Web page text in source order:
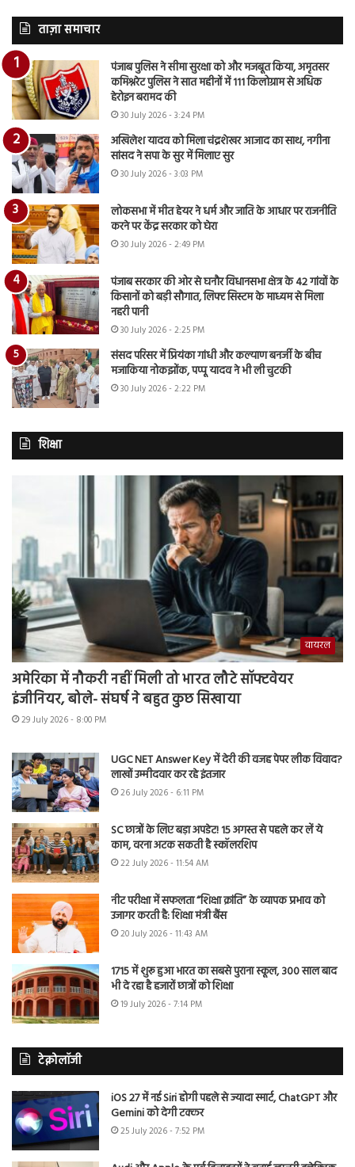
ताज़ा समाचार
पंजाब पुलिस ने सीमा सुरक्षा को और मजबूत किया, अमृतसर
कमिश्नरेट पुलिस ने सात महीनों में 111 किलोग्राम से अधिक
हेरोइन बरामद की
30 July 2026 - 3:24 PM
अखिलेश यादव को मिला चंद्रशेखर आजाद का साथ, नगीना
सांसद ने सपा के सुर में मिलाए सुर
30 July 2026 - 3:03 PM
लोकसभा में मीत हेयर ने धर्म और जाति के आधार पर राजनीति
करने पर केंद्र सरकार को घेरा
30 July 2026 - 2:49 PM
पंजाब सरकार की ओर से घनौर विधानसभा क्षेत्र के 42 गांवों के
किसानों को बड़ी सौगात, लिफ्ट सिस्टम के माध्यम से मिला
नहरी पानी
30 July 2026 - 2:25 PM
संसद परिसर में प्रियंका गांधी और कल्याण बनर्जी के बीच
मजाकिया नोकझोंक, पप्पू यादव ने भी ली चुटकी
30 July 2026 - 2:22 PM
शिक्षा
वायरल
अमेरिका में नौकरी नहीं मिली तो भारत लौटे सॉफ्टवेयर
इंजीनियर, बोले- संघर्ष ने बहुत कुछ सिखाया
29 July 2026 - 8:00 PM
UGC NET Answer Key में देरी की वजह पेपर लीक विवाद?
लाखों उम्मीदवार कर रहे इंतजार
26 July 2026 - 6:11 PM
SC छात्रों के लिए बड़ा अपडेट! 15 अगस्त से पहले कर लें ये
काम, वरना अटक सकती है स्कॉलरशिप
22 July 2026 - 11:54 AM
नीट परीक्षा में सफलता “शिक्षा क्रांति” के व्यापक प्रभाव को
उजागर करती है: शिक्षा मंत्री बैंस
20 July 2026 - 11:43 AM
1715 में शुरू हुआ भारत का सबसे पुराना स्कूल, 300 साल बाद
भी दे रहा है हजारों छात्रों को शिक्षा
19 July 2026 - 7:14 PM
टेक्नोलॉजी
iOS 27 में नई Siri होगी पहले से ज्यादा स्मार्ट, ChatGPT और
Gemini को देगी टक्कर
25 July 2026 - 7:52 PM